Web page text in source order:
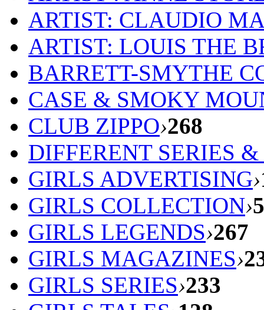
ARTIST: CLAUDIO
ARTIST: LOUIS THE
BARRETT-SMYTHE
CASE & SMOKY
CLUB ZIPPO›268
DIFFERENT SERIES
GIRLS ADVERTISING›
GIRLS COLLECTION›
GIRLS LEGENDS›267
GIRLS MAGAZINES›
GIRLS SERIES›233